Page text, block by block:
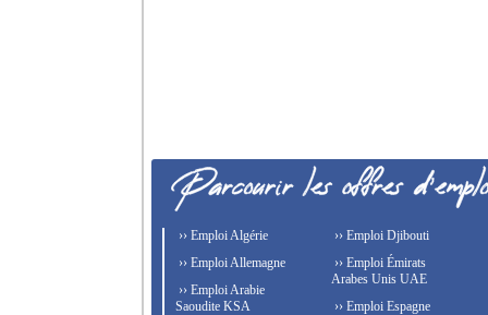
›› Emploi Algérie
›› Emploi Allemagne
›› Emploi Arabie
Saoudite KSA
›› Emploi Djibouti
›› Emploi Émirats
Arabes Unis UAE
›› Emploi Espagne